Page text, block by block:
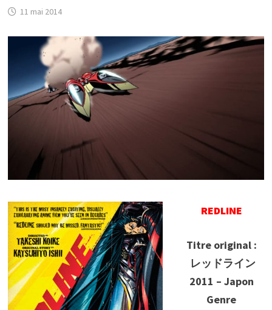
11 mai 2014
REDLINE
Titre original :
レッドライン
2011 – Japon
Genre